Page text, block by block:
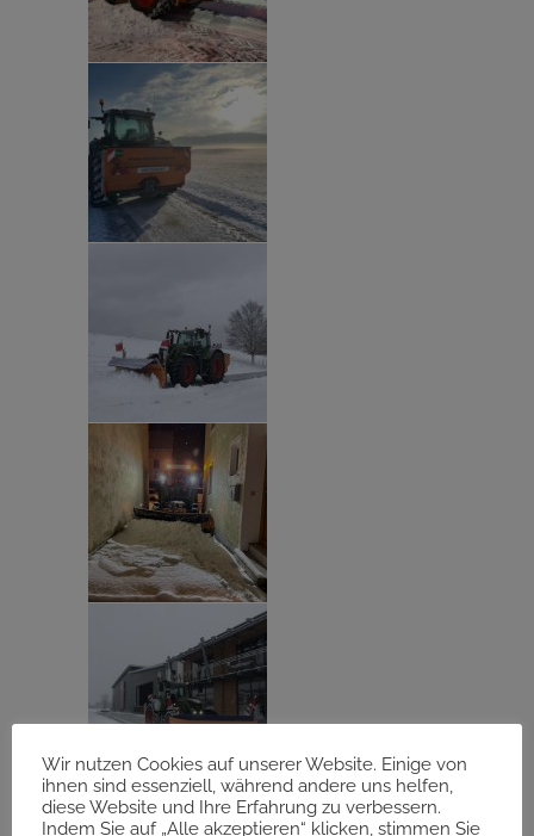
Wir nutzen Cookies auf unserer Website. Einige von
ihnen sind essenziell, während andere uns helfen,
diese Website und Ihre Erfahrung zu verbessern.
Indem Sie auf „Alle akzeptieren“ klicken, stimmen Sie